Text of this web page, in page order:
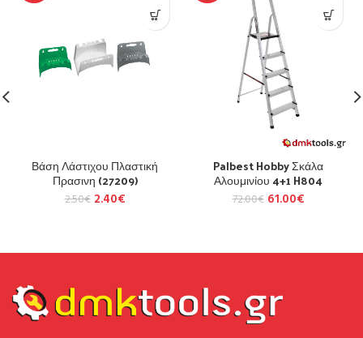
Βάση Λάστιχου Πλαστική
Πρασινη (27209)
2.50€ 2.40€
Palbest Hobby Σκάλα
Αλουμινίου 4+1 H804
72.00€ 61.00€